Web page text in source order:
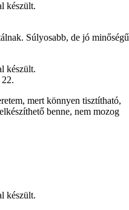
készült.
Súlyosabb, de jó minőségű
készült.
mert könnyen tisztítható,
benne, nem mozog
készült.